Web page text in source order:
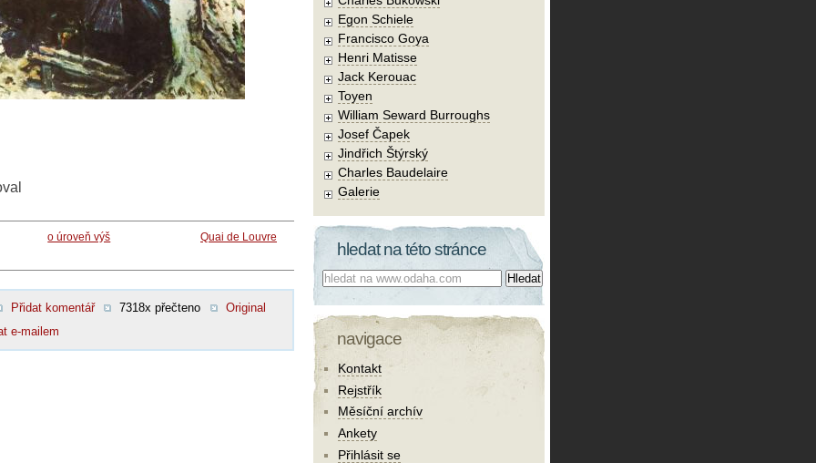
o úroveň výš Quai de Louvre
Přidat komentář 7318x přečteno
Original
e-mailem
Egon Schiele
Francisco Goya
Henri Matisse
Jack Kerouac
Toyen
William Seward Burroughs
Josef Čapek
Jindřich Štýrský
Charles Baudelaire
Galerie
hledat na této stránce
Co hledat:
navigace
Kontakt
Rejstřík
Měsíční archív
Ankety
Přihlásit se